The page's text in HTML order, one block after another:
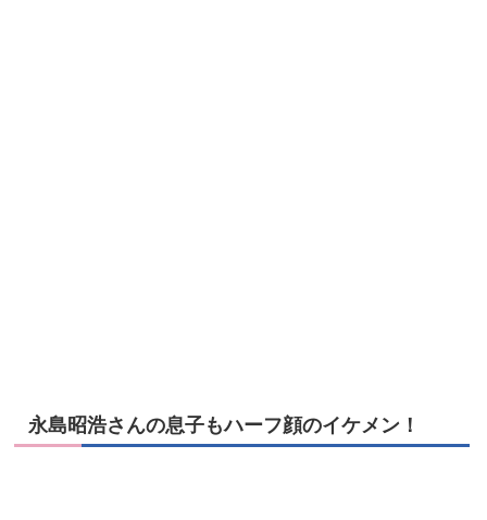
永島昭浩さんの息子もハーフ顔のイケメン！